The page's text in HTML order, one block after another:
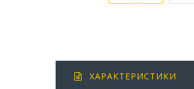
ХАРАКТЕРИСТИКИ